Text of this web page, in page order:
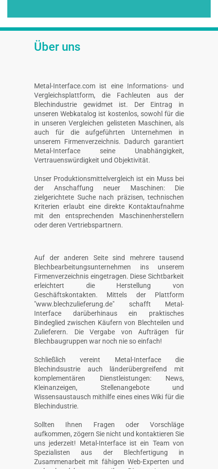
Über uns
Metal-Interface.com ist eine Informations- und
Vergleichsplattform, die Fachleuten aus der
Blechindustrie gewidmet ist. Der Eintrag in
unseren Webkatalog ist kostenlos, sowohl für die
in unseren Vergleichen gelisteten Maschinen, als
auch für die aufgeführten Unternehmen in
unserem Firmenverzeichnis. Dadurch garantiert
Metal-Interface seine Unabhängigkeit,
Vertrauenswürdigkeit und Objektivität.
Unser Produktionsmittelvergleich ist ein Muss bei
der Anschaffung neuer Maschinen: Die
zielgerichtete Suche nach präzisen, technischen
Kriterien erlaubt eine direkte Kontaktaufnahme
mit den entsprechenden Maschinenherstellern
oder deren Vertriebspartnern.
Auf der anderen Seite sind mehrere tausend
Blechbearbeitungsunternehmen ins unserem
Firmenverzeichnis eingetragen. Diese Sichtbarkeit
erleichtert die Herstellung von
Geschäftskontakten. Mittels der Plattform
"www.blechzulieferung.de" schafft Metal-
Interface darüberhinaus ein praktisches
Bindeglied zwischen Käufern von Blechteilen und
Zulieferern. Die Vergabe von Aufträgen für
Blechbaugruppen war noch nie so einfach!
Schließlich vereint Metal-Interface die
Blechindsustrie auch länderübergreifend mit
komplementären Dienstleistungen: News,
Kleinanzeigen, Stellenangebote und
Wissensaustausch mithilfe eines eines Wiki für die
Blechindustrie.
Sollten Ihnen Fragen oder Vorschläge
aufkommen, zögern Sie nicht und kontaktieren Sie
uns jederzeit! Metal-Interface ist ein Team von
Spezialisten aus der Blechfertigung in
Zusammenarbeit mit fähigen Web-Experten und